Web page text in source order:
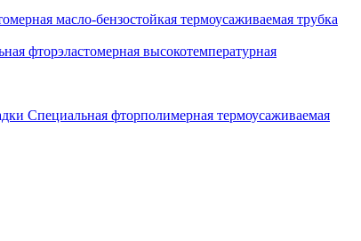
масло-бензостойкая термоусаживаемая трубка
фторэластомерная высокотемпературная
Специальная фторполимерная термоусаживаемая